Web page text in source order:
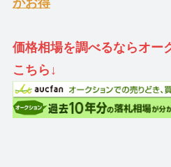
価格相場を調べるならオー
こちら↓